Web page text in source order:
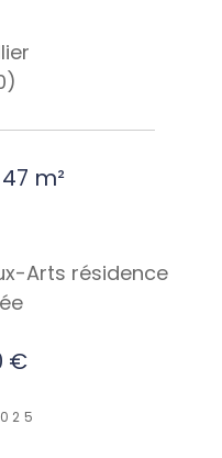
m²
Arts résidence
€